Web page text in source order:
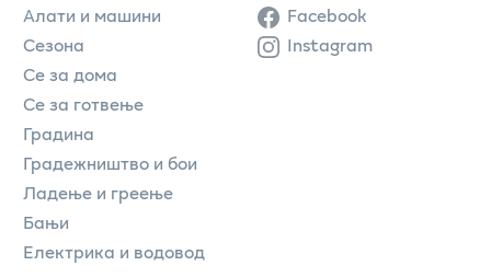
Алати и машини
Сезона
Се за дома
Се за готвење
Градина
Градежништво и бои
Ладење и греење
Бањи
Електрика и водовод
Facebook
Instagram